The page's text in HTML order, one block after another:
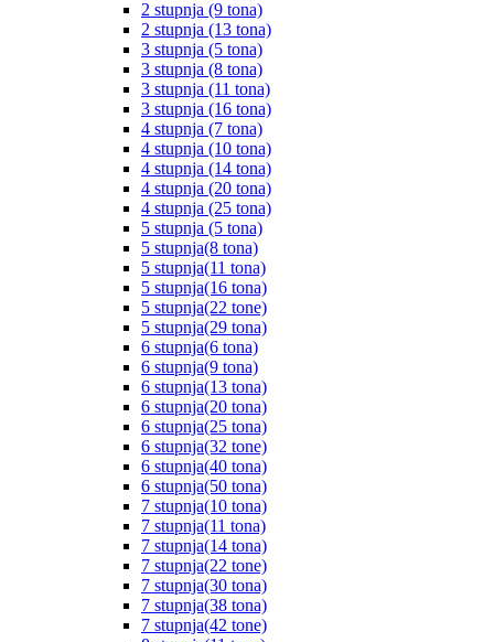
2 stupnja (9 tona)
2 stupnja (13 tona)
3 stupnja (5 tona)
3 stupnja (8 tona)
3 stupnja (11 tona)
3 stupnja (16 tona)
4 stupnja (7 tona)
4 stupnja (10 tona)
4 stupnja (14 tona)
4 stupnja (20 tona)
4 stupnja (25 tona)
5 stupnja (5 tona)
5 stupnja(8 tona)
5 stupnja(11 tona)
5 stupnja(16 tona)
5 stupnja(22 tone)
5 stupnja(29 tona)
6 stupnja(6 tona)
6 stupnja(9 tona)
6 stupnja(13 tona)
6 stupnja(20 tona)
6 stupnja(25 tona)
6 stupnja(32 tone)
6 stupnja(40 tona)
6 stupnja(50 tona)
7 stupnja(10 tona)
7 stupnja(11 tona)
7 stupnja(14 tona)
7 stupnja(22 tone)
7 stupnja(30 tona)
7 stupnja(38 tona)
7 stupnja(42 tone)